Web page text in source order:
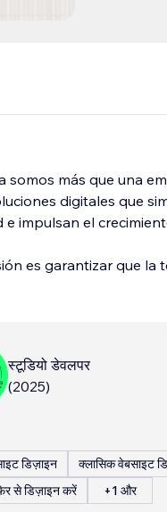
somos más que una
digitales que
e impulsan el
es garantizar que la
स्टूडियो डेवलपर
(2025)
डिज़ाइन
क्लासिक वेबसाइट
से डिज़ाइन करें
+1 और